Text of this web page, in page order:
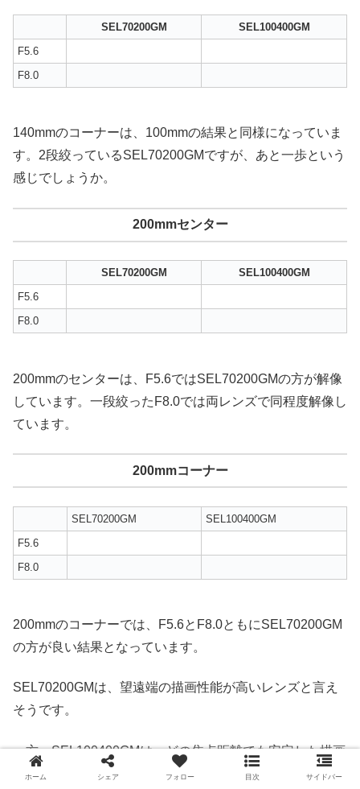
SEL70200GM
SEL100400GM
F5.6
F8.0
140mmのコーナーは、100mmの結果と同様になっていま
す。2段絞っているSEL70200GMですが、あと一歩という
感じでしょうか。
200mmセンター
SEL70200GM
SEL100400GM
F5.6
F8.0
200mmのセンターは、F5.6ではSEL70200GMの方が解像
しています。一段絞ったF8.0では両レンズで同程度解像し
ています。
200mmコーナー
SEL70200GM
SEL100400GM
F5.6
F8.0
200mmのコーナーでは、F5.6とF8.0ともにSEL70200GM
の方が良い結果となっています。
SEL70200GMは、望遠端の描画性能が高いレンズと言え
そうです。
一方、SEL100400GMは、どの焦点距離でも安定した描画
性能を有していました。
ホーム シェア フォロー 目次 サイドバー